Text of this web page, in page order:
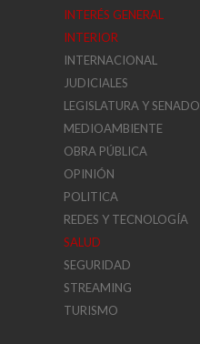
INTERÉS GENERAL
INTERIOR
INTERNACIONAL
JUDICIALES
LEGISLATURA Y SENADO
MEDIOAMBIENTE
OBRA PÚBLICA
OPINIÓN
POLITICA
REDES Y TECNOLOGÍA
SALUD
SEGURIDAD
STREAMING
TURISMO